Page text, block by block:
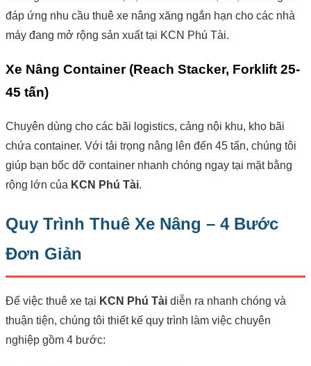
đáp ứng nhu cầu thuê xe nâng xăng ngắn hạn cho các nhà
máy đang mở rộng sản xuất tại KCN Phú Tài.
Xe Nâng Container (Reach Stacker, Forklift 25-
45 tấn)
Chuyên dùng cho các bãi logistics, cảng nội khu, kho bãi
chứa container. Với tải trọng nâng lên đến 45 tấn, chúng tôi
giúp bạn bốc dỡ container nhanh chóng ngay tại mặt bằng
rộng lớn của KCN Phú Tài.
Quy Trình Thuê Xe Nâng – 4 Bước
Đơn Giản
Để việc thuê xe tại KCN Phú Tài diễn ra nhanh chóng và
thuận tiện, chúng tôi thiết kế quy trình làm việc chuyên
nghiệp gồm 4 bước: